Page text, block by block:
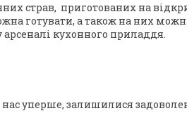
страв, приготованих на
готувати, а також на них
кухонного приладдя.
нас уперше, залишилися